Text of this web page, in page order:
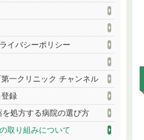
イバシーポリシー
一クリニック チャンネル
録
処方する病院の選び方
取り組みについて